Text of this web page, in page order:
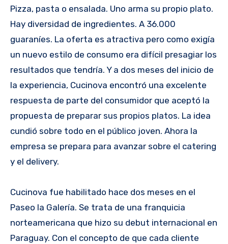
Pizza, pasta o ensalada. Uno arma su propio plato.
Hay diversidad de ingredientes. A 36.000
guaraníes. La oferta es atractiva pero como exigía
un nuevo estilo de consumo era difícil presagiar los
resultados que tendría. Y a dos meses del inicio de
la experiencia, Cucinova encontró una excelente
respuesta de parte del consumidor que aceptó la
propuesta de preparar sus propios platos. La idea
cundió sobre todo en el público joven. Ahora la
empresa se prepara para avanzar sobre el catering
y el delivery.
Cucinova fue habilitado hace dos meses en el
Paseo la Galería. Se trata de una franquicia
norteamericana que hizo su debut internacional en
Paraguay. Con el concepto de que cada cliente